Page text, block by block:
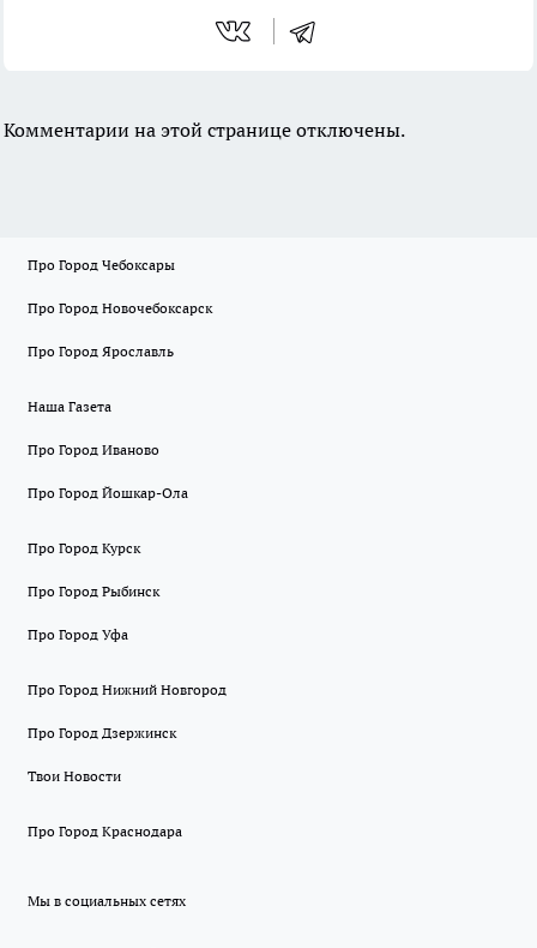
Комментарии на этой странице отключены.
Про Город Чебоксары
Про Город Новочебоксарск
Про Город Ярославль
Наша Газета
Про Город Иваново
Про Город Йошкар-Ола
Про Город Курск
Про Город Рыбинск
Про Город Уфа
Про Город Нижний Новгород
Про Город Дзержинск
Твои Новости
Про Город Краснодара
Мы в социальных сетях